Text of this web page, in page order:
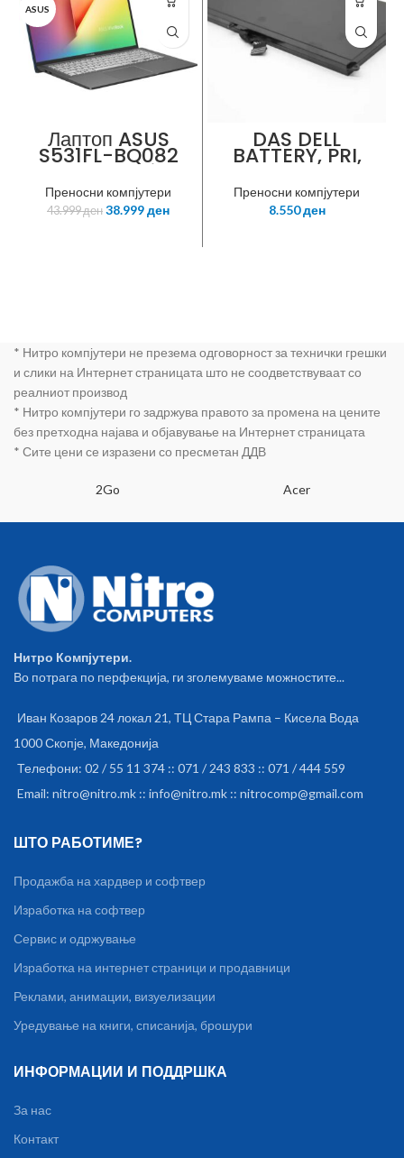
ASUS
Лаптоп ASUS
S531FL-BQ082
Gun metal i5-
8265U
Processor
1.6Ghz
Преносни компјутери
43.999ден 38.999ден
DAS DELL
BATTERY, PRI,
7WHR, 1C, LION,
PERCI
Преносни компјутери
8.550ден
* Нитро компјутери не презема одговорност за технички грешки
и слики на Интернет страницата што не соодветствуваат со
реалниот производ
* Нитро компјутери го задржува правото за промена на цените
без претходна најава и објавување на Интернет страницата
* Сите цени се изразени со пресметан ДДВ
2Go Acer
Нитро Компјутери.
Во потрага по перфекција, ги зголемуваме можностите...
Иван Козаров 24 локал 21, ТЦ Стара Рампа – Кисела Вода
1000 Скопје, Македонија
Телефони: 02 / 55 11 374 :: 071 / 243 833 :: 071 / 444 559
Email: nitro@nitro.mk :: info@nitro.mk :: nitrocomp@gmail.com
ШТО РАБОТИМЕ?
Продажба на хардвер и софтвер
Изработка на софтвер
Сервис и одржување
Изработка на интернет страници и продавници
Реклами, анимации, визуелизации
Уредување на книги, списанија, брошури
ИНФОРМАЦИИ И ПОДДРШКА
За нас
Контакт